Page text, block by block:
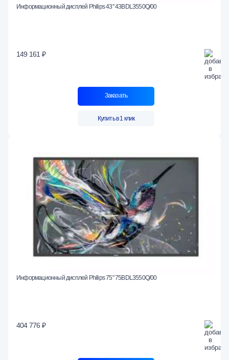
Информационный дисплей Philips 43" 43BDL3550Q/00
149 161 ₽
Заказать
Купить в 1 клик
Информационный дисплей Philips 75" 75BDL3550Q/00
404 776 ₽